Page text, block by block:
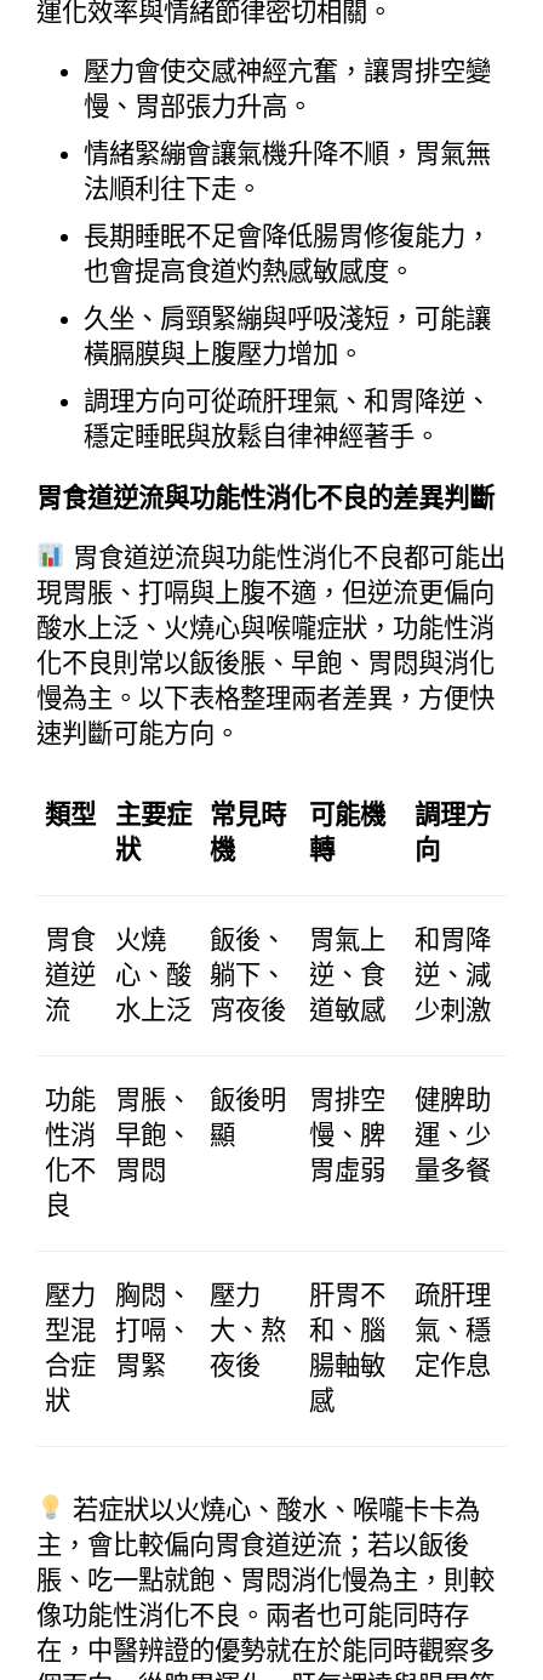
運化效率與情緒節律密切相關。
壓力會使交感神經亢奮，讓胃排空變
慢、胃部張力升高。
情緒緊繃會讓氣機升降不順，胃氣無
法順利往下走。
長期睡眠不足會降低腸胃修復能力，
也會提高食道灼熱感敏感度。
久坐、肩頸緊繃與呼吸淺短，可能讓
橫膈膜與上腹壓力增加。
調理方向可從疏肝理氣、和胃降逆、
穩定睡眠與放鬆自律神經著手。
胃食道逆流與功能性消化不良的差異判斷
胃食道逆流與功能性消化不良都可能出
現胃脹、打嗝與上腹不適，但逆流更偏向
酸水上泛、火燒心與喉嚨症狀，功能性消
化不良則常以飯後脹、早飽、胃悶與消化
慢為主。以下表格整理兩者差異，方便快
速判斷可能方向。
類型
主要症
狀
常見時
機
可能機
轉
調理方
向
胃食
道逆
流
火燒
心、酸
水上泛
飯後、
躺下、
宵夜後
胃氣上
逆、食
道敏感
和胃降
逆、減
少刺激
功能
性消
化不
良
胃脹、
早飽、
胃悶
飯後明
顯
胃排空
慢、脾
胃虛弱
健脾助
運、少
量多餐
壓力
型混
合症
狀
胸悶、
打嗝、
胃緊
壓力
大、熬
夜後
肝胃不
和、腦
腸軸敏
感
疏肝理
氣、穩
定作息
若症狀以火燒心、酸水、喉嚨卡卡為
主，會比較偏向胃食道逆流；若以飯後
脹、吃一點就飽、胃悶消化慢為主，則較
像功能性消化不良。兩者也可能同時存
在，中醫辨證的優勢就在於能同時觀察多